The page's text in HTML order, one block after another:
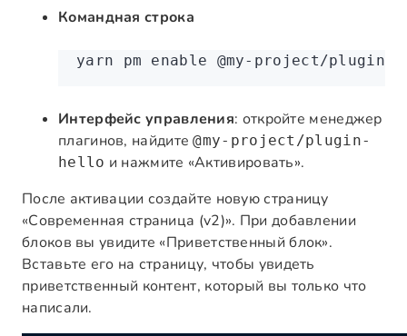
Командная строка
yarn pm enable @my-project/plugin-
Интерфейс управления: откройте менеджер
плагинов, найдите@my-project/plugin-
hello и нажмите «Активировать».
После активации создайте новую страницу
«Современная страница (v2)». При добавлении
блоков вы увидите «Приветственный блок».
Вставьте его на страницу, чтобы увидеть
приветственный контент, который вы только что
написали.